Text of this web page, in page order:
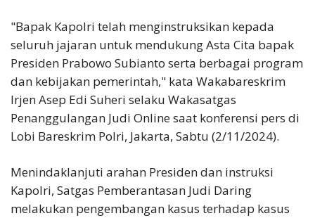
"Bapak Kapolri telah menginstruksikan kepada
seluruh jajaran untuk mendukung Asta Cita bapak
Presiden Prabowo Subianto serta berbagai program
dan kebijakan pemerintah," kata Wakabareskrim
Irjen Asep Edi Suheri selaku Wakasatgas
Penanggulangan Judi Online saat konferensi pers di
Lobi Bareskrim Polri, Jakarta, Sabtu (2/11/2024).
Menindaklanjuti arahan Presiden dan instruksi
Kapolri, Satgas Pemberantasan Judi Daring
melakukan pengembangan kasus terhadap kasus